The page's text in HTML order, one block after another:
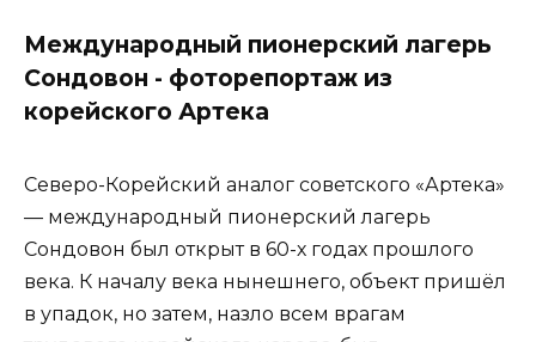
Международный пионерский лагерь
Сондовон - фоторепортаж из
корейского Артека
Северо-Корейский аналог советского «Артека»
— международный пионерский лагерь
Сондовон был открыт в 60-х годах прошлого
века. К началу века нынешнего, объект пришёл
в упадок, но затем, назло всем врагам